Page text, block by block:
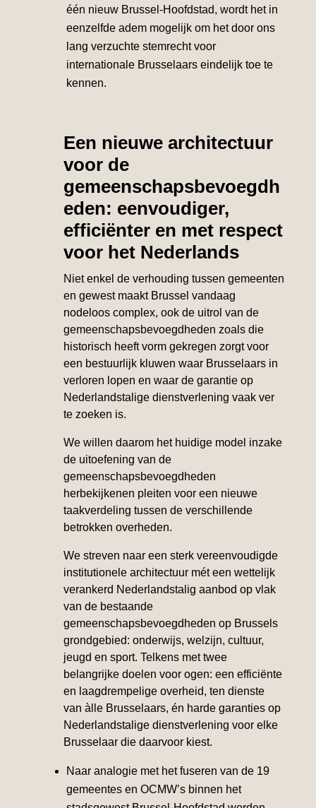
één nieuw Brussel-Hoofdstad, wordt het in
eenzelfde adem mogelijk om het door ons
lang verzuchte stemrecht voor
internationale Brusselaars eindelijk toe te
kennen.
Een nieuwe architectuur
voor de
gemeenschapsbevoegdh
eden: eenvoudiger,
efficiënter en met respect
voor het Nederlands
Niet enkel de verhouding tussen gemeenten
en gewest maakt Brussel vandaag
nodeloos complex, ook de uitrol van de
gemeenschapsbevoegdheden zoals die
historisch heeft vorm gekregen zorgt voor
een bestuurlijk kluwen waar Brusselaars in
verloren lopen en waar de garantie op
Nederlandstalige dienstverlening vaak ver
te zoeken is.
We willen daarom het huidige model inzake
de uitoefening van de
gemeenschapsbevoegdheden
herbekijkenen pleiten voor een nieuwe
taakverdeling tussen de verschillende
betrokken overheden.
We streven naar een sterk vereenvoudigde
institutionele architectuur mét een wettelijk
verankerd Nederlandstalig aanbod op vlak
van de bestaande
gemeenschapsbevoegdheden op Brussels
grondgebied: onderwijs, welzijn, cultuur,
jeugd en sport. Telkens met twee
belangrijke doelen voor ogen: een efficiënte
en laagdrempelige overheid, ten dienste
van àlle Brusselaars, én harde garanties op
Nederlandstalige dienstverlening voor elke
Brusselaar die daarvoor kiest.
Naar analogie met het fuseren van de 19
gemeentes en OCMW’s binnen het